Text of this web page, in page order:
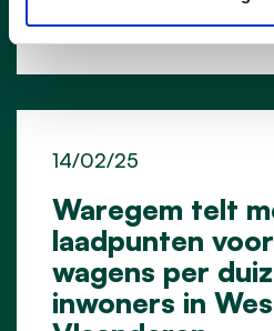
Waregem telt
laadpunten
wagens per
inwoners in
14/02/25